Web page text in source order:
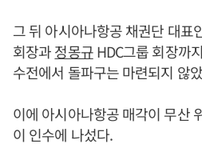
그 뒤 아시아나항공 채권단 대표
회장과정몽규HDC그룹 회장까
수전에서 돌파구는 마련되지 않
이에 아시아나항공 매각이 무산
이 인수에 나섰다.